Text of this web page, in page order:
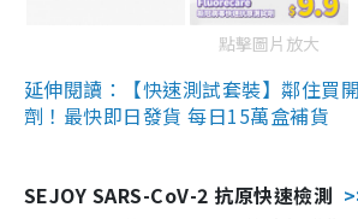
點擊圖片放大
延伸閱讀：【快速測試套裝】鄰住買
劑！最快即日發貨 每日15萬盒補貨
SEJOY SARS-CoV-2 抗原快速檢測